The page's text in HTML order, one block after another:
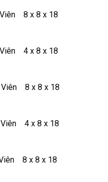
8 x 8 x 18
4 x 8 x 18
8 x 8 x 18
Viên 4 x 8 x 18
8 x 8 x 18